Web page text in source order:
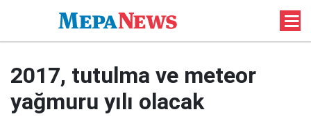
2017, tutulma ve meteor
yağmuru yılı olacak